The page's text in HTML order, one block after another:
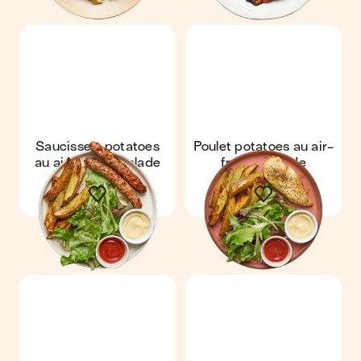
Saucisses, potatoes
au air-fryer & salade
Poulet potatoes au air-
fryer & salade